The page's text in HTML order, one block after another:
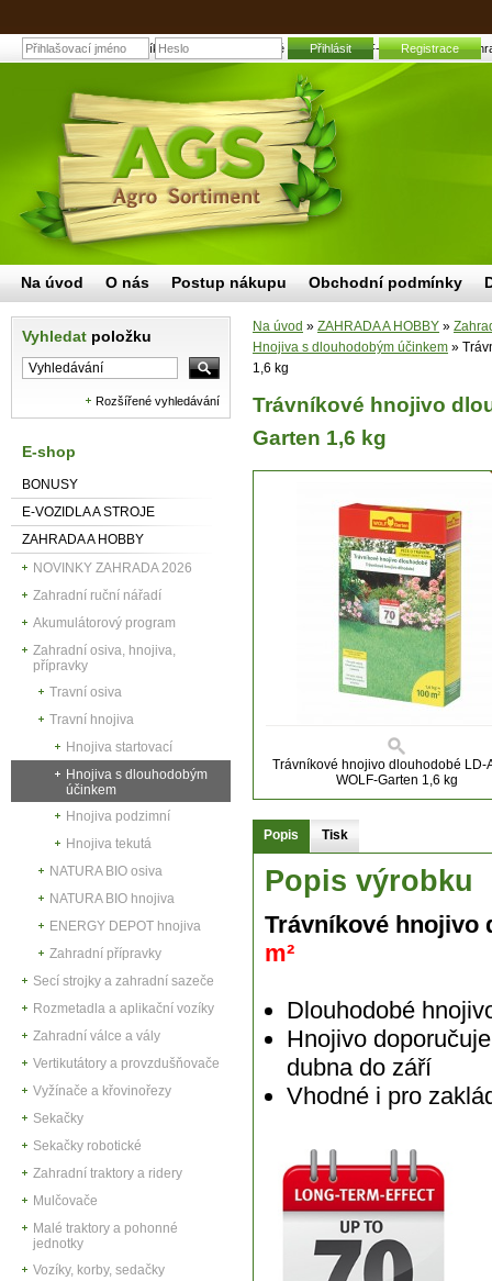
Trávníkové hnojivo dlouhodobé LD-A 100 WOLF-Garten 1,6 kg |
Přihlásit Registrace
Vyhledat položku
Rozšířené vyhledávání
E-shop
BONUSY
E-VOZIDLA A STROJE
ZAHRADA A HOBBY
NOVINKY ZAHRADA 2026
Zahradní ruční nářadí
Akumulátorový program
Zahradní osiva, hnojiva,
přípravky
Travní osiva
Travní hnojiva
Hnojiva startovací
Hnojiva s dlouhodobým
účinkem
Hnojiva podzimní
Hnojiva tekutá
NATURA BIO osiva
NATURA BIO hnojiva
ENERGY DEPOT hnojiva
Zahradní přípravky
Secí strojky a zahradní sazeče
Rozmetadla a aplikační vozíky
Zahradní válce a vály
Vertikutátory a provzdušňovače
Vyžínače a křovinořezy
Sekačky
Sekačky robotické
Zahradní traktory a ridery
Mulčovače
Malé traktory a pohonné
jednotky
Vozíky, korby, sedačky
Na úvod » ZAHRADA A HOBBY »
Hnojiva s dlouhodobým účinkem »
1,6 kg
Trávníkové hnojivo
Garten 1,6 kg
Trávníkové hnojivo dlouhodobé LD-
WOLF-Garten 1,6 kg
Popis Tisk
Popis výrobku
Trávníkové hnojivo
m²
Dlouhodobé
Hnojivo
dubna do září
Vhodné i pro
Na úvod O nás Postup nákupu Obchodní podmínky